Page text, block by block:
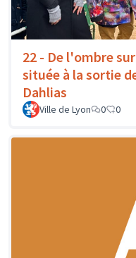
22 - De l'ombre
située à la sortie
Dahlias
Ville de Lyon 0 0